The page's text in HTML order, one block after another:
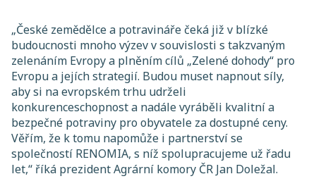
„České zemědělce a potravináře čeká již v blízké
budoucnosti mnoho výzev v souvislosti s takzvaným
zelenáním Evropy a plněním cílů „Zelené dohody“ pro
Evropu a jejích strategií. Budou muset napnout síly,
aby si na evropském trhu udrželi
konkurenceschopnost a nadále vyráběli kvalitní a
bezpečné potraviny pro obyvatele za dostupné ceny.
Věřím, že k tomu napomůže i partnerství se
společností RENOMIA, s níž spolupracujeme už řadu
let,“ říká prezident Agrární komory ČR Jan Doležal.